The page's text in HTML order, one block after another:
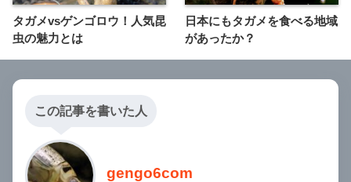
タガメvsゲンゴロウ！人気昆
虫の魅力とは
日本にもタガメを食べる地域
があったか？
この記事を書いた人
gengo6com